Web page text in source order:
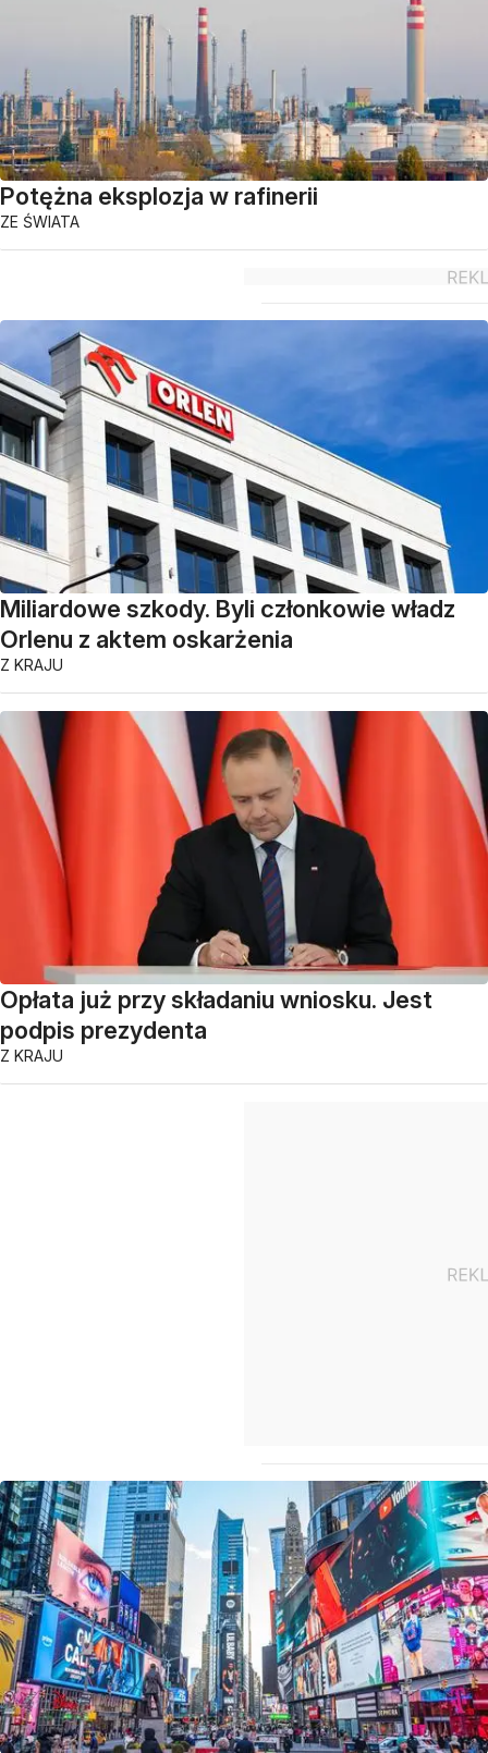
Potężna eksplozja w rafinerii
ZE ŚWIATA
Miliardowe szkody. Byli członkowie władz
Orlenu z aktem oskarżenia
Z KRAJU
Opłata już przy składaniu wniosku. Jest
podpis prezydenta
Z KRAJU